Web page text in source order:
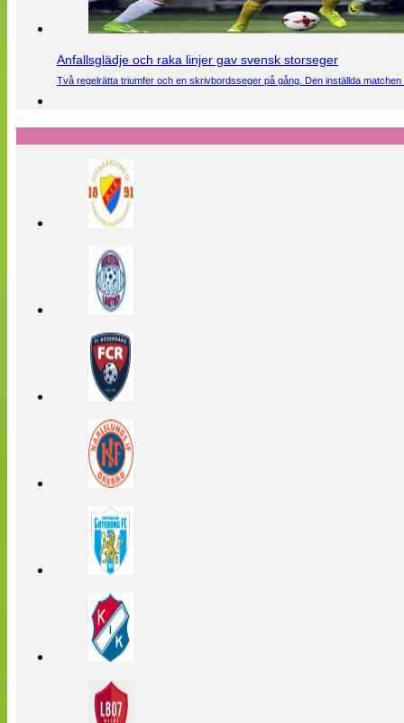
Anfallsglädje och raka linjer gav svensk storseger
Två regelrätta triumfer och en skrivbordsseger på gång. Den inställda